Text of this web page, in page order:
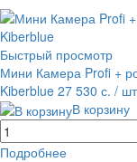
Быстрый просмотр
Мини Камера Profi +
Kiberblue 27 530 с. / шт
В корзину
Подробнее